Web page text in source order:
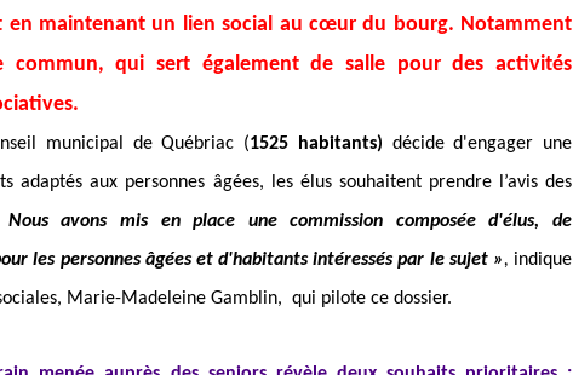
en maintenant un lien social au cœur du bourg. Notamment
commun, qui sert également de salle pour des activités
municipal de Québriac (1525 habitants) décide d'engager une
adaptés aux personnes âgées, les élus souhaitent prendre l’avis des
avons mis en place une commission composée d'élus, de
les personnes âgées et d'habitants intéressés par le sujet », indique
Marie-Madeleine Gamblin, qui pilote ce dossier.